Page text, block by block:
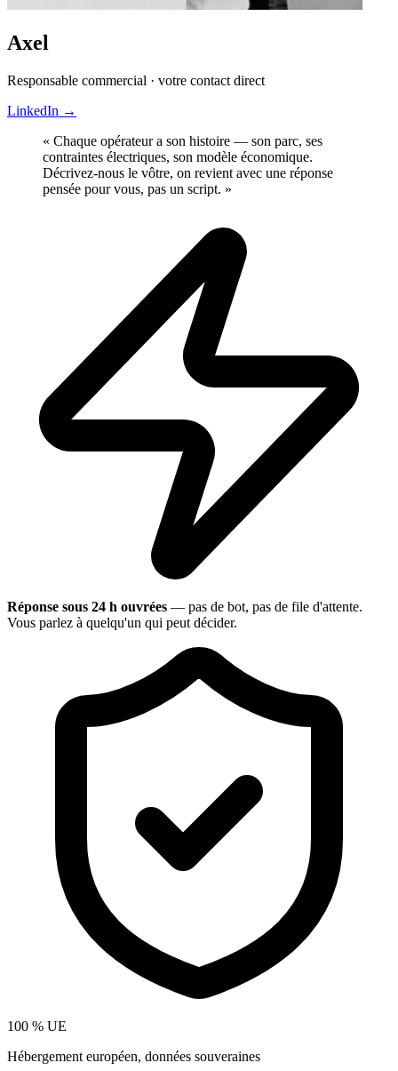
Axel
Responsable commercial · votre contact direct
LinkedIn →
« Chaque opérateur a son histoire — son parc, ses
contraintes électriques, son modèle économique.
Décrivez-nous le vôtre, on revient avec une réponse
pensée pour vous, pas un script. »
Réponse sous 24 h ouvrées — pas de bot, pas de file d'attente.
Vous parlez à quelqu'un qui peut décider.
100 % UE
Hébergement européen, données souveraines